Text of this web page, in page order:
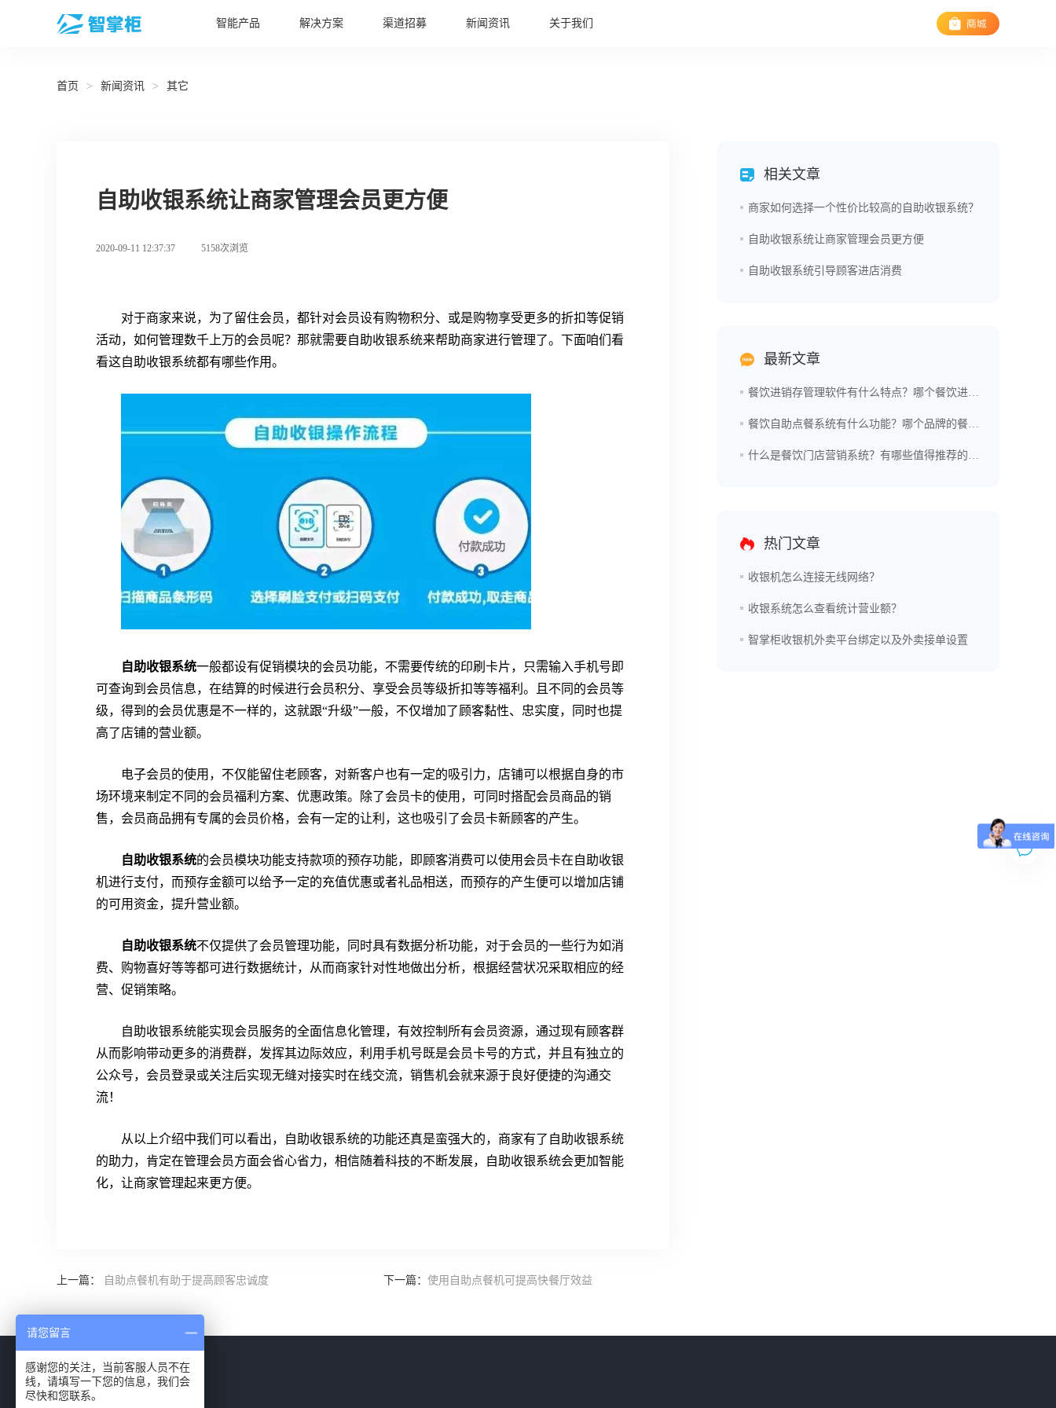
智能产品 解决方案 渠道招募 新闻资讯 关于我们
首页 > 新闻资讯 > 其它
自助收银系统让商家管理会员更方便
2020-09-11 12:37:37 5158次浏览
对于商家来说，为了留住会员，都针对会员设有购物积分、或是购物享受更多的折扣等促销
活动，如何管理数千上万的会员呢？那就需要自助收银系统来帮助商家进行管理了。下面咱们看
看这自助收银系统都有哪些作用。
自助收银系统一般都设有促销模块的会员功能，不需要传统的印刷卡片，只需输入手机号即
可查询到会员信息，在结算的时候进行会员积分、享受会员等级折扣等等福利。且不同的会员等
级，得到的会员优惠是不一样的，这就跟“升级”一般，不仅增加了顾客黏性、忠实度，同时也提
高了店铺的营业额。
电子会员的使用，不仅能留住老顾客，对新客户也有一定的吸引力，店铺可以根据自身的市
场环境来制定不同的会员福利方案、优惠政策。除了会员卡的使用，可同时搭配会员商品的销
售，会员商品拥有专属的会员价格，会有一定的让利，这也吸引了会员卡新顾客的产生。
自助收银系统的会员模块功能支持款项的预存功能，即顾客消费可以使用会员卡在自助收银
机进行支付，而预存金额可以给予一定的充值优惠或者礼品相送，而预存的产生便可以增加店铺
的可用资金，提升营业额。
自助收银系统不仅提供了会员管理功能，同时具有数据分析功能，对于会员的一些行为如消
费、购物喜好等等都可进行数据统计，从而商家针对性地做出分析，根据经营状况采取相应的经
营、促销策略。
自助收银系统能实现会员服务的全面信息化管理，有效控制所有会员资源，通过现有顾客群
从而影响带动更多的消费群，发挥其边际效应，利用手机号既是会员卡号的方式，并且有独立的
公众号，会员登录或关注后实现无缝对接实时在线交流，销售机会就来源于良好便捷的沟通交
流！
从以上介绍中我们可以看出，自助收银系统的功能还真是蛮强大的，商家有了自助收银系统
的助力，肯定在管理会员方面会省心省力，相信随着科技的不断发展，自助收银系统会更加智能
化，让商家管理起来更方便。
相关文章
商家如何选择一个性价比较高的自助收银系统？
自助收银系统让商家管理会员更方便
自助收银系统引导顾客进店消费
最新文章
餐饮进销存管理软件有什么特点？哪个餐饮进销存管理软件好用？
餐饮自助点餐系统有什么功能？哪个品牌的餐饮自助点餐系统更好？
什么是餐饮门店营销系统？有哪些值得推荐的品牌？
热门文章
收银机怎么连接无线网络？
收银系统怎么查看统计营业额？
智掌柜收银机外卖平台绑定以及外卖接单设置
上一篇： 自助点餐机有助于提高顾客忠诚度 下一篇： 使用自助点餐机可提高快餐厅效益
请您留言
感谢您的关注，当前客服人员不在
线，请填写一下您的信息，我们会
尽快和您联系。